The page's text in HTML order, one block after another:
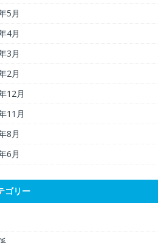
5月
4月
3月
2月
12月
11月
8月
6月
ゴリー